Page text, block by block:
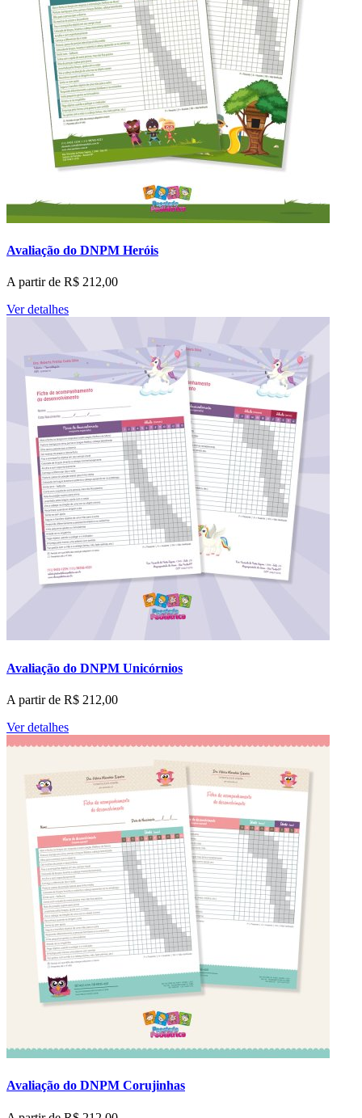
Avaliação do DNPM Heróis
A partir de R$ 212,00
Ver detalhes
Avaliação do DNPM Unicórnios
A partir de R$ 212,00
Ver detalhes
Avaliação do DNPM Corujinhas